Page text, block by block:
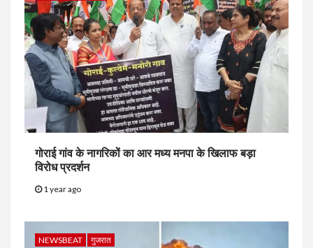
गोराई गांव के नागरिकों का आर मध्य मनपा के खिलाफ बड़ा
विरोध प्रदर्शन
1 year ago
NEWSBEAT गुजरात